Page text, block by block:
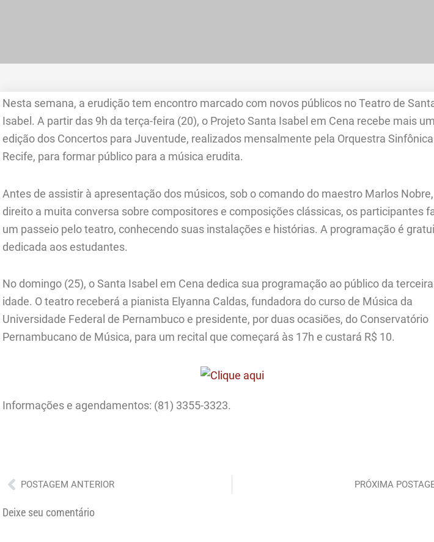
Nesta semana, a erudição tem encontro marcado com novos públicos no Teatro de
Isabel. A partir das 9h da terça-feira (20), o Projeto Santa Isabel em Cena recebe mais
edição dos Concertos para Juventude, realizados mensalmente pela Orquestra
Recife, para formar público para a música erudita.
Antes de assistir à apresentação dos músicos, sob o comando do maestro Marlos
direito a muita conversa sobre compositores e composições clássicas, os participantes
um passeio pelo teatro, conhecendo suas instalações e histórias. A programação é
dedicada aos estudantes.
No domingo (25), o Santa Isabel em Cena dedica sua programação ao público da terceira
idade. O teatro receberá a pianista Elyanna Caldas, fundadora do curso de Música da
Universidade Federal de Pernambuco e presidente, por duas ocasiões, do Conservatório
Pernambucano de Música, para um recital que começará às 17h e custará R$ 10.
Informações e agendamentos: (81) 3355-3323.
Anterior
POSTAGEM ANTERIOR PRÓXIMA
Deixe seu comentário